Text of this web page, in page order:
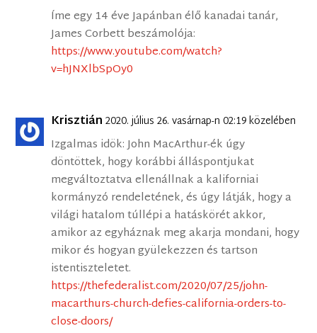
Íme egy 14 éve Japánban élő kanadai tanár,
James Corbett beszámolója:
https://www.youtube.com/watch?
v=hJNXlbSpOy0
Krisztián 2020. július 26. vasárnap-n 02:19 közelében
Izgalmas idök: John MacArthur-ék úgy
döntöttek, hogy korábbi álláspontjukat
megváltoztatva ellenállnak a kaliforniai
kormányzó rendeletének, és úgy látják, hogy a
világi hatalom túllépi a hatáskörét akkor,
amikor az egyháznak meg akarja mondani, hogy
mikor és hogyan gyülekezzen és tartson
istentiszteletet.
https://thefederalist.com/2020/07/25/john-
macarthurs-church-defies-california-orders-to-
close-doors/